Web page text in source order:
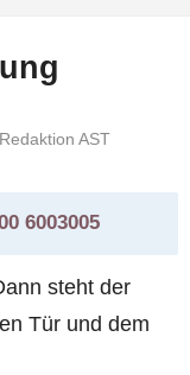
AST
6003005
steht der
Tür und dem